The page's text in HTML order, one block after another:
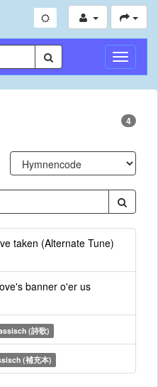
4
taken (Alternate Tune)
banner o'er us
(詩歌)
(補充本)